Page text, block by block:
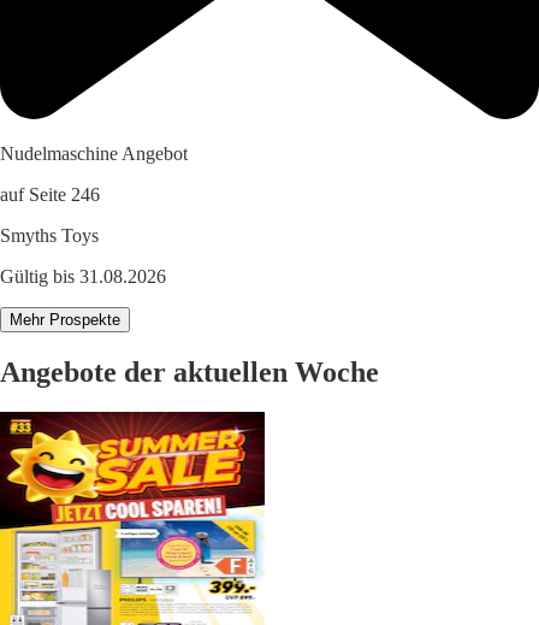
Nudelmaschine Angebot
auf Seite 246
Smyths Toys
Gültig bis 31.08.2026
Mehr Prospekte
Angebote der aktuellen Woche